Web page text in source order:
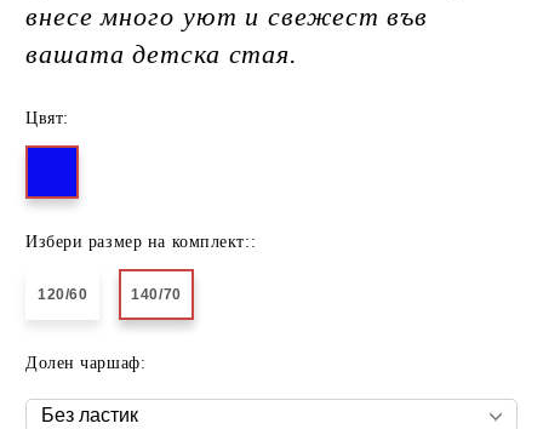
внесе много уют и свежест във
вашата детска стая.
Цвят:
Избери размер на комплект::
120/60 140/70
Долен чаршаф: